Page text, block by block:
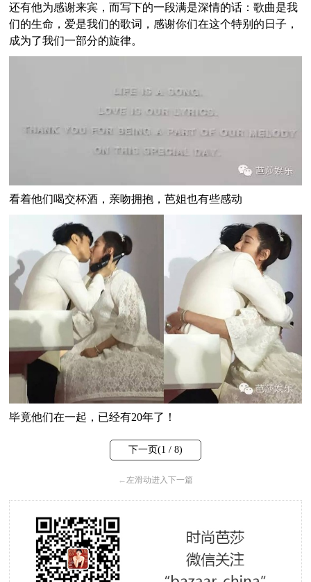
还有他为感谢来宾，而写下的一段满是深情的话：歌曲是我
们的生命，爱是我们的歌词，感谢你们在这个特别的日子，
成为了我们一部分的旋律。
看着他们喝交杯酒，亲吻拥抱，芭姐也有些感动
毕竟他们在一起，已经有20年了！
下一页(1 / 8)
← 左滑动进入下一篇